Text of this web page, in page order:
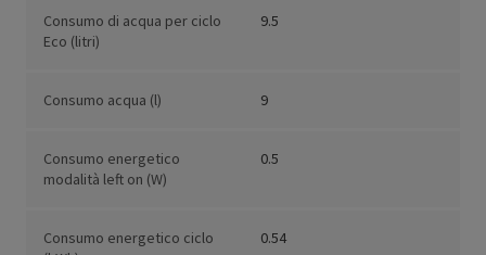
Consumo di acqua per ciclo
Eco (litri)
9.5
Consumo acqua (l) 9
Consumo energetico
modalità left on (W)
0.5
Consumo energetico ciclo
0.54